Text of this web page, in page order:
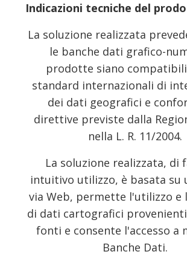
Indicazioni tecniche del
La soluzione realizzata
le banche dati grafico-
prodotte siano
standard internazionali di
dei dati geografici e
direttive previste dalla
nella L. R. 11/2004.
La soluzione realizzata, di
intuitivo utilizzo, è basata su
via Web, permette l'utilizzo e
di dati cartografici
fonti e consente l'accesso a
Banche Dati.